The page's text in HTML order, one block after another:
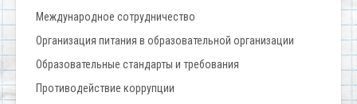
Международное сотрудничество
Организация питания в образовательной организации
Образовательные стандарты и требования
Противодействие коррупции